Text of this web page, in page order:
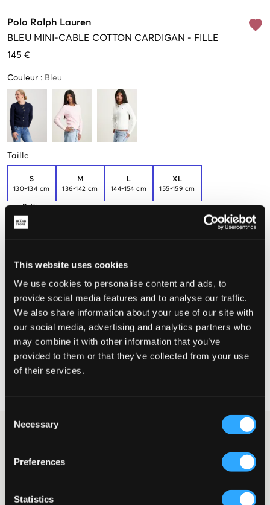
This website uses cookies
We use cookies to personalise content and ads, to
provide social media features and to analyse our traffic.
We also share information about your use of our site with
our social media, advertising and analytics partners who
may combine it with other information that you’ve
provided to them or that they’ve collected from your use
of their services.
Selection
Necessary
Preferences
Statistics
Polo Ralph Lauren
BLEU MINI-CABLE COTTON CARDIGAN - FILLE
145 €
Couleur : Bleu
Taille
S
130-134 cm
Petite
quantité
en stock
M
136-142 cm
L
144-154 cm
XL
155-159 cm
Petit Parfait
CHOISIR LA TAILLE
Livraison gratuite à partir de 69 €
Cardigan en maille bleu marine de Polo Ralph Lauren. Le logo
cardigan a un col rond et une coupe ajustée. Des boutons blancs
se trouvent à l'avant. C'est un véritable classique qui peut être